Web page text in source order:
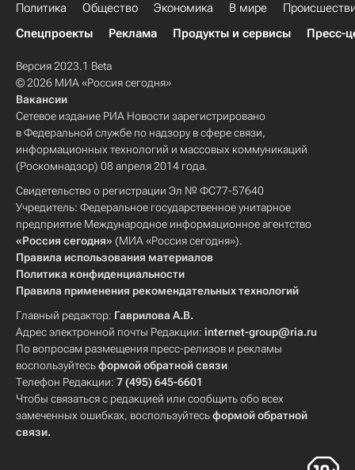
Политика Общество Экономика В мире
Спецпроекты
Реклама Продукты и сервисы Пресс-
Версия 2023.1 Beta
© 2026 МИА «Россия сегодня»
Вакансии
Сетевое издание РИА Новости зарегистрировано
в Федеральной службе по надзору в сфере связи,
информационных технологий и массовых коммуникаций
(Роскомнадзор) 08 апреля 2014 года.
Свидетельство о регистрации Эл № ФС77-57640
Учредитель: Федеральное государственное унитарное
предприятие Международное информационное агентство
«Россия сегодня» (МИА «Россия сегодня»).
Правила использования материалов
Политика конфиденциальности
Правила применения рекомендательных технологий
Главный редактор: Гаврилова А.В.
Адрес электронной почты Редакции: internet-group@ria.ru
По вопросам размещения пресс-релизов и рекламы
воспользуйтесьформой обратной связи
Телефон Редакции: 7 (495) 645-6601
Чтобы связаться с редакцией или сообщить обо всех
замеченных ошибках, воспользуйтесьформой обратной
связи.